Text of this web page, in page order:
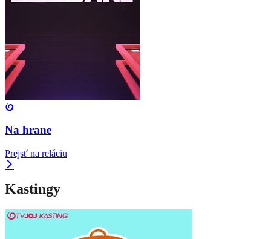
Na hrane
Prejsť na reláciu
Kastingy